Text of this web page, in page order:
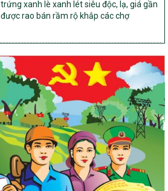
tiêu quốc gia xây dựng nông thôn
và phát triển kinh tế – xã hội vùng
năm 2030
NQ-HĐND
chí, định mức phân bổ ngân sách trung
trình mục tiêu quốc gia xây dựng nông
vững và phát triển kinh tế – xã hội
thiểu số và miền núi giai đoạn 2026 –
An
trình mục tiêu quốc gia xây dựng
bền vững và phát triển kinh tế – xã
xanh lè xanh lét siêu độc, lạ, giá gần
rao bán rầm rộ khắp các chợ